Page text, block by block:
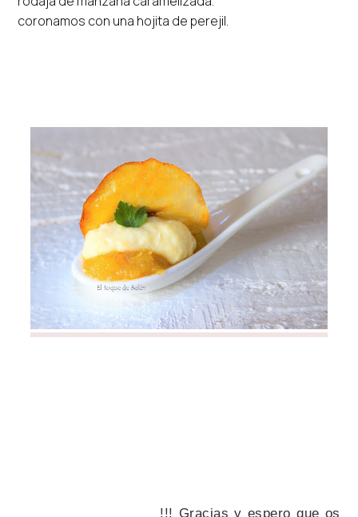
coronamos con una hojita de perejil.
!!! Gracias y espero que os